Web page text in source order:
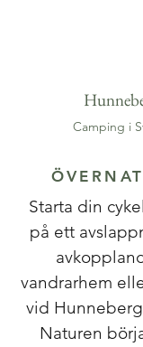
Camping i
Starta din
på ett
vandrarhem
vid
Naturen